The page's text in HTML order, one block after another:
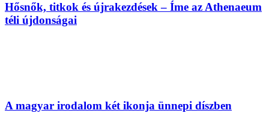
Hősnők, titkok és újrakezdések – Íme az Athenaeum
téli újdonságai
A magyar irodalom két ikonja ünnepi díszben